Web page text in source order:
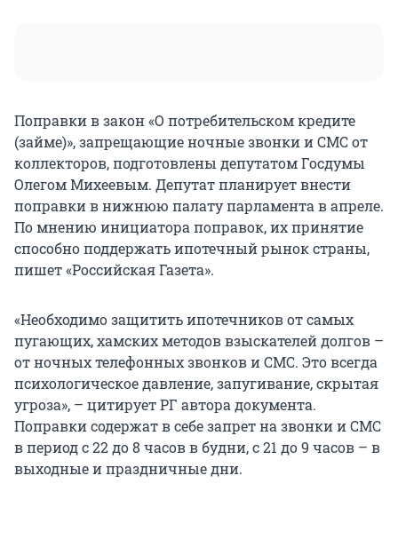
Поправки в закон «О потребительском кредите
(займе)», запрещающие ночные звонки и СМС от
коллекторов, подготовлены депутатом Госдумы
Олегом Михеевым. Депутат планирует внести
поправки в нижнюю палату парламента в апреле.
По мнению инициатора поправок, их принятие
способно поддержать ипотечный рынок страны,
пишет «Российская Газета».
«Необходимо защитить ипотечников от самых
пугающих, хамских методов взыскателей долгов –
от ночных телефонных звонков и СМС. Это всегда
психологическое давление, запугивание, скрытая
угроза», – цитирует РГ автора документа.
Поправки содержат в себе запрет на звонки и СМС
в период с 22 до 8 часов в будни, с 21 до 9 часов – в
выходные и праздничные дни.